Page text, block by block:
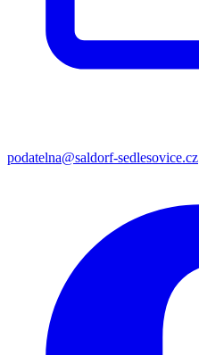
podatelna@saldorf-sedlesovice.cz